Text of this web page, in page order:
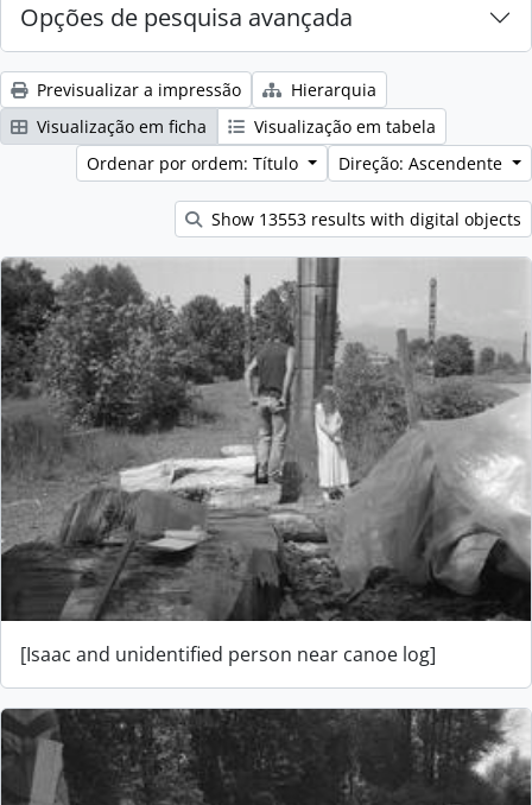
Opções de pesquisa avançada
Previsualizar a impressão
Hierarquia
Visualização em ficha
Visualização em tabela
Ordenar por ordem: Título
Direção: Ascendente
Show 13553 results with digital objects
[Isaac and unidentified person near canoe log]